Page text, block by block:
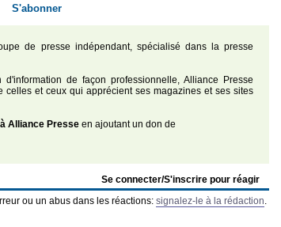
S'abonner
de presse indépendant, spécialisé dans la presse
d'information de façon professionnelle, Alliance Presse
celles et ceux qui apprécient ses magazines et ses sites
Alliance Presse en ajoutant un don de
Se connecter/S'inscrire pour réagir
ou un abus dans les réactions: signalez-le à la rédaction